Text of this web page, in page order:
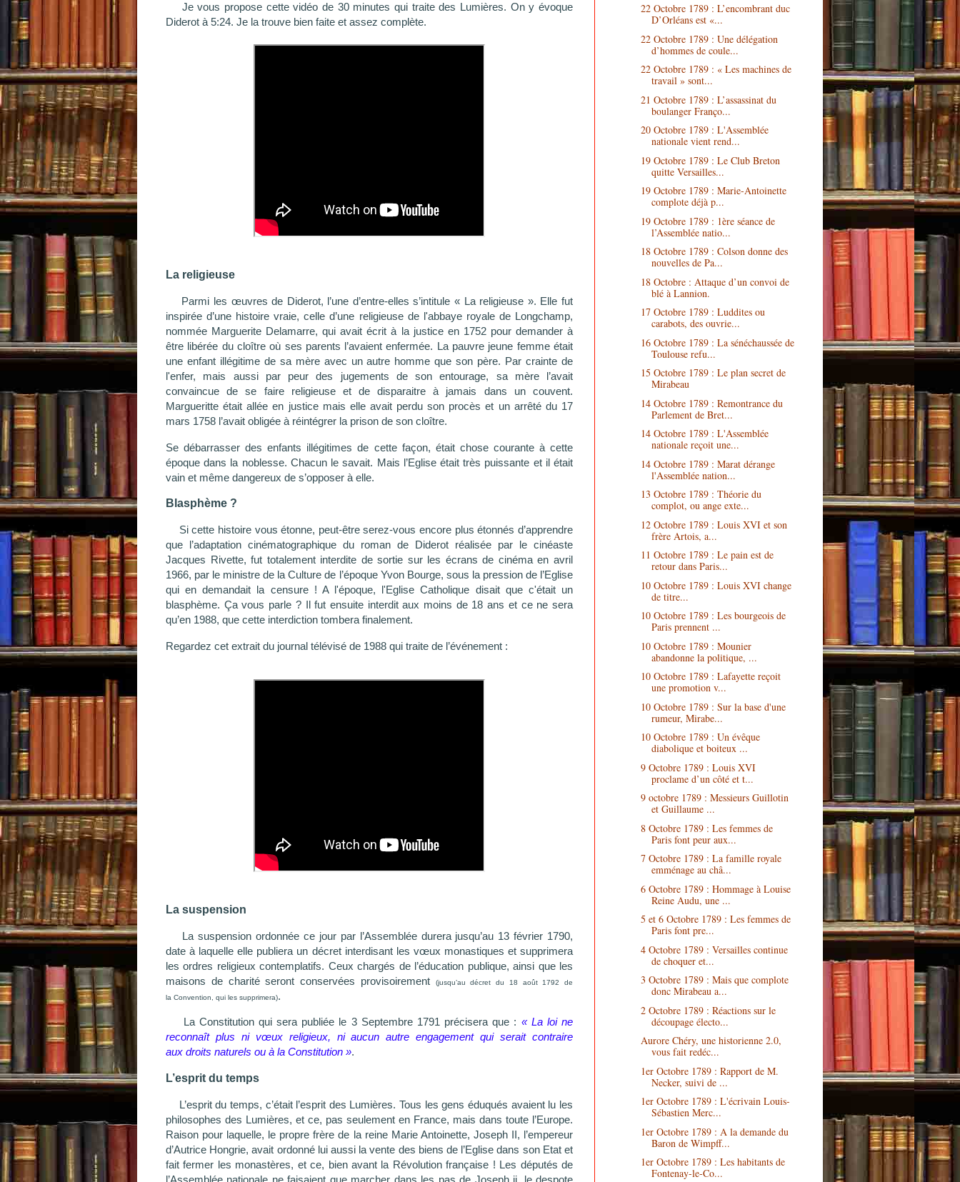
Je vous propose cette vidéo de 30 minutes qui traite des Lumières. On y évoque
Diderot à 5:24. Je la trouve bien faite et assez complète.
La religieuse
Parmi les œuvres de Diderot, l’une d’entre-elles s’intitule « La religieuse ». Elle fut
inspirée d’une histoire vraie, celle d’une religieuse de l'abbaye royale de Longchamp,
nommée Marguerite Delamarre, qui avait écrit à la justice en 1752 pour demander à
être libérée du cloître où ses parents l’avaient enfermée. La pauvre jeune femme était
une enfant illégitime de sa mère avec un autre homme que son père. Par crainte de
l'enfer, mais aussi par peur des jugements de son entourage, sa mère l’avait
convaincue de se faire religieuse et de disparaitre à jamais dans un couvent.
Margueritte était allée en justice mais elle avait perdu son procès et un arrêté du 17
mars 1758 l’avait obligée à réintégrer la prison de son cloître.
Se débarrasser des enfants illégitimes de cette façon, était chose courante à cette
époque dans la noblesse. Chacun le savait. Mais l’Eglise était très puissante et il était
vain et même dangereux de s’opposer à elle.
Blasphème ?
Si cette histoire vous étonne, peut-être serez-vous encore plus étonnés d’apprendre
que l’adaptation cinématographique du roman de Diderot réalisée par le cinéaste
Jacques Rivette, fut totalement interdite de sortie sur les écrans de cinéma en avril
1966, par le ministre de la Culture de l’époque Yvon Bourge, sous la pression de l’Eglise
qui en demandait la censure ! A l'époque, l'Eglise Catholique disait que c'était un
blasphème. Ça vous parle ? Il fut ensuite interdit aux moins de 18 ans et ce ne sera
qu’en 1988, que cette interdiction tombera finalement.
Regardez cet extrait du journal télévisé de 1988 qui traite de l’événement :
La suspension
La suspension ordonnée ce jour par l’Assemblée durera jusqu’au 13 février 1790,
date à laquelle elle publiera un décret interdisant les vœux monastiques et supprimera
les ordres religieux contemplatifs. Ceux chargés de l’éducation publique, ainsi que les
maisons de charité seront conservées provisoirement
(jusqu’au décret du 18 août 1792 de
la Convention, qui les supprimera).
La Constitution qui sera publiée le 3 Septembre 1791 précisera que : « La loi ne
reconnaît plus ni vœux religieux, ni aucun autre engagement qui serait contraire
aux droits naturels ou à la Constitution ».
L’esprit du temps
L’esprit du temps, c’était l’esprit des Lumières. Tous les gens éduqués avaient lu les
philosophes des Lumières, et ce, pas seulement en France, mais dans toute l’Europe.
Raison pour laquelle, le propre frère de la reine Marie Antoinette, Joseph II, l’empereur
d’Autrice Hongrie, avait ordonné lui aussi la vente des biens de l’Eglise dans son Etat et
fait fermer les monastères, et ce, bien avant la Révolution française ! Les députés de
l’Assemblée nationale ne faisaient que marcher dans les pas de Joseph ii, le despote
22 Octobre 1789 : L’encombrant duc
D’Orléans est «...
22 Octobre 1789 : Une délégation
d’hommes de coule...
22 Octobre 1789 : « Les machines de
travail » sont...
21 Octobre 1789 : L’assassinat du
boulanger Franço...
20 Octobre 1789 : L'Assemblée
nationale vient rend...
19 Octobre 1789 : Le Club Breton
quitte Versailles...
19 Octobre 1789 : Marie-Antoinette
complote déjà p...
19 Octobre 1789 : 1ère séance de
l’Assemblée natio...
18 Octobre 1789 : Colson donne des
nouvelles de Pa...
18 Octobre : Attaque d’un convoi de
blé à Lannion.
17 Octobre 1789 : Luddites ou
carabots, des ouvrie...
16 Octobre 1789 : La sénéchaussée de
Toulouse refu...
15 Octobre 1789 : Le plan secret de
Mirabeau
14 Octobre 1789 : Remontrance du
Parlement de Bret...
14 Octobre 1789 : L'Assemblée
nationale reçoit une...
14 Octobre 1789 : Marat dérange
l'Assemblée nation...
13 Octobre 1789 : Théorie du
complot, ou ange exte...
12 Octobre 1789 : Louis XVI et son
frère Artois, a...
11 Octobre 1789 : Le pain est de
retour dans Paris...
10 Octobre 1789 : Louis XVI change
de titre...
10 Octobre 1789 : Les bourgeois de
Paris prennent ...
10 Octobre 1789 : Mounier
abandonne la politique, ...
10 Octobre 1789 : Lafayette reçoit
une promotion v...
10 Octobre 1789 : Sur la base d'une
rumeur, Mirabe...
10 Octobre 1789 : Un évêque
diabolique et boiteux ...
9 Octobre 1789 : Louis XVI
proclame d’un côté et t...
9 octobre 1789 : Messieurs Guillotin
et Guillaume ...
8 Octobre 1789 : Les femmes de
Paris font peur aux...
7 Octobre 1789 : La famille royale
emménage au châ...
6 Octobre 1789 : Hommage à Louise
Reine Audu, une ...
5 et 6 Octobre 1789 : Les femmes de
Paris font pre...
4 Octobre 1789 : Versailles continue
de choquer et...
3 Octobre 1789 : Mais que complote
donc Mirabeau a...
2 Octobre 1789 : Réactions sur le
découpage électo...
Aurore Chéry, une historienne 2.0,
vous fait redéc...
1er Octobre 1789 : Rapport de M.
Necker, suivi de ...
1er Octobre 1789 : L'écrivain Louis-
Sébastien Merc...
1er Octobre 1789 : A la demande du
Baron de Wimpff...
1er Octobre 1789 : Les habitants de
Fontenay-le-Co...